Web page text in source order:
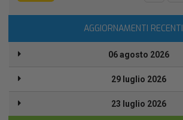
AGGIORNAMENTI RECENTI
06 agosto 2026
29 luglio 2026
23 luglio 2026